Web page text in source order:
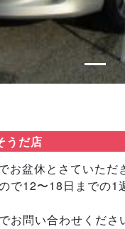
うだ店
盆休とさていただ
で12〜18日までの
お問い合わせくださ